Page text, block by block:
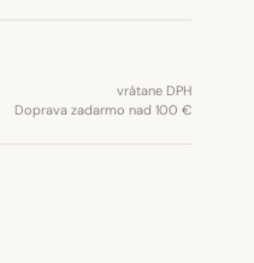
vrátane DPH
Doprava zadarmo nad 100 €